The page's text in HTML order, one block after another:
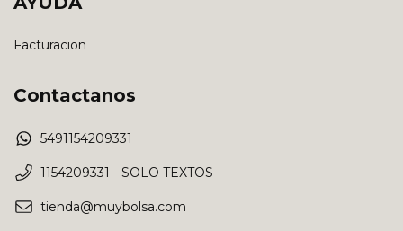
Facturacion
Contactanos
5491154209331
1154209331 - SOLO TEXTOS
tienda@muybolsa.com